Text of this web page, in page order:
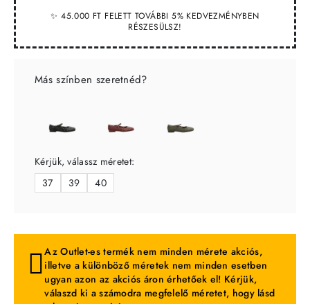
✨ 45.000 FT FELETT TOVÁBBI 5% KEDVEZMÉNYBEN
RÉSZESÜLSZ!
Más színben szeretnéd?
Kérjük, válassz méretet:
37
39 40
Az Outlet-es termék nem minden mérete akciós,
illetve a különböző méretek nem minden esetben
ugyan azon az akciós áron érhetőek el! Kérjük,
válaszd ki a számodra megfelelő méretet, hogy lásd